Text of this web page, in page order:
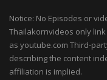
Notice: No Episodes or
Thailakornvideos only
as youtube.com Third-
describing the content
affiliation is implied.